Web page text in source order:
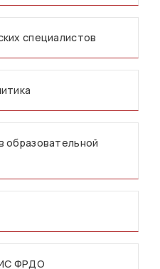
специалистов
образовательной
ФРДО